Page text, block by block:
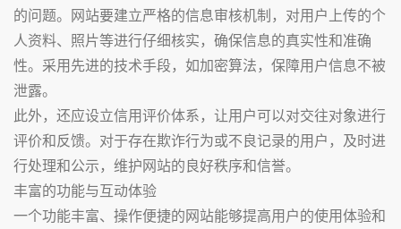
的问题。网站要建立严格的信息审核机制，对用户上传的个
人资料、照片等进行仔细核实，确保信息的真实性和准确
性。采用先进的技术手段，如加密算法，保障用户信息不被
泄露。
此外，还应设立信用评价体系，让用户可以对交往对象进行
评价和反馈。对于存在欺诈行为或不良记录的用户，及时进
行处理和公示，维护网站的良好秩序和信誉。
丰富的功能与互动体验
一个功能丰富、操作便捷的网站能够提高用户的使用体验和